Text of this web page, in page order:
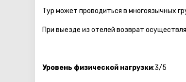
Тур может проводиться в многоязычных
При выезде из отелей возврат
Уровень физической нагрузки:3/5